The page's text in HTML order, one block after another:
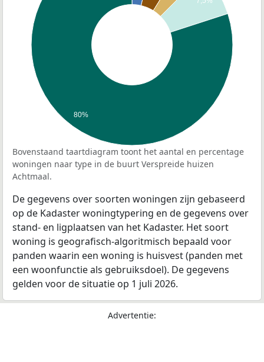
80%
Bovenstaand taartdiagram toont het aantal en percentage
woningen naar type in de buurt Verspreide huizen
Achtmaal.
De gegevens over soorten woningen zijn gebaseerd
op de Kadaster woningtypering en de gegevens over
stand- en ligplaatsen van het Kadaster. Het soort
woning is geografisch-algoritmisch bepaald voor
panden waarin een woning is huisvest (panden met
een woonfunctie als gebruiksdoel). De gegevens
gelden voor de situatie op 1 juli 2026.
Advertentie: